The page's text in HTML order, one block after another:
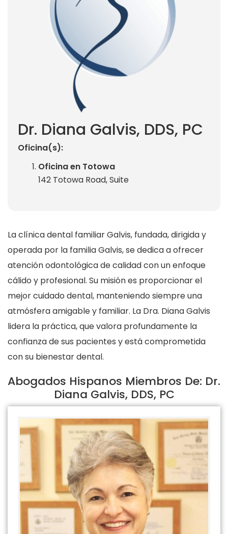
Dr. Diana Galvis, DDS, PC
Oficina(s):
Oficina en Totowa
142 Totowa Road, Suite
La clínica dental familiar Galvis, fundada, dirigida y
operada por la familia Galvis, se dedica a ofrecer
atención odontológica de calidad con un enfoque
cálido y profesional. Su misión es proporcionar el
mejor cuidado dental, manteniendo siempre una
atmósfera amigable y familiar. La Dra. Diana Galvis
lidera la práctica, que valora profundamente la
confianza de sus pacientes y está comprometida
con su bienestar dental.
Abogados Hispanos Miembros De: Dr.
Diana Galvis, DDS, PC